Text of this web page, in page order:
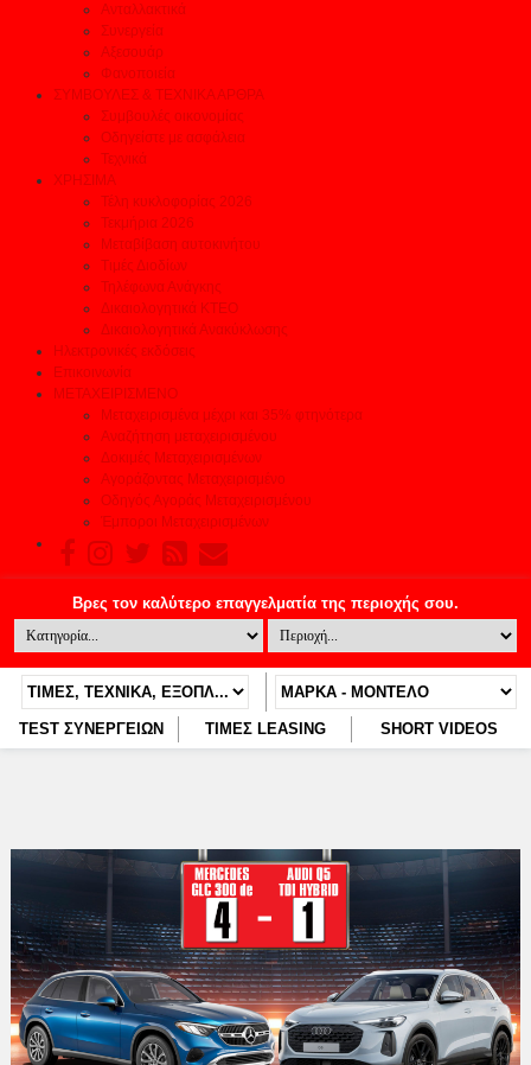
Ανταλλακτικά
Συνεργεία
Αξεσουάρ
Φανοποιεία
ΣΥΜΒΟΥΛΕΣ & ΤΕΧΝΙΚΑ ΑΡΘΡΑ
Συμβουλές οικονομίας
Οδηγείστε με ασφάλεια
Τεχνικά
ΧΡΗΣΙΜΑ
Τέλη κυκλοφορίας 2026
Τεκμήρια 2026
Μεταβίβαση αυτοκινήτου
Τιμές Διοδίων
Τηλέφωνα Ανάγκης
Δικαιολογητικά ΚΤΕΟ
Δικαιολογητικά Ανακύκλωσης
Ηλεκτρονικές εκδόσεις
Επικοινωνία
ΜΕΤΑΧΕΙΡΙΣΜΕΝΟ
Μεταχειρισμένα μέχρι και 35% φτηνότερα
Αναζήτηση μεταχειρισμένου
Δοκιμές Μεταχειρισμένων
Αγοράζοντας Μεταχειρισμένο
Οδηγός Αγοράς Μεταχειρισμένου
Έμποροι Μεταχειρισμένων
TEST ΣΥΝΕΡΓΕΙΩΝ ΤΙΜΕΣ LEASING SHORT VIDEOS